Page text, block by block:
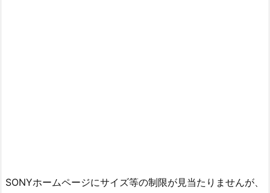
SONYホームページにサイズ等の制限が見当たりませんが、